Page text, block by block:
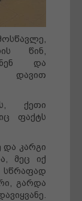
წინ,
და
დავით
ქეთი
ფაქტს
და კარგი
მეც იქ
სწრაფად
გარდა